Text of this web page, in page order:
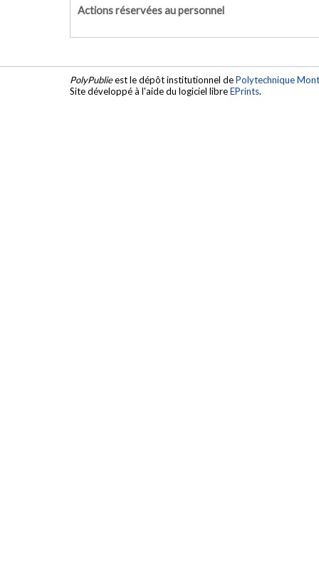
Actions réservées au personnel
PolyPublieest le dépôt institutionnel dePolytechnique
Site développé à l'aide du logiciel libreEPrints.